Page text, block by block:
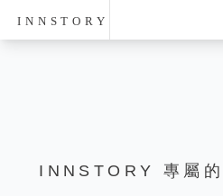
INNSTORY
INNSTORY 專屬的